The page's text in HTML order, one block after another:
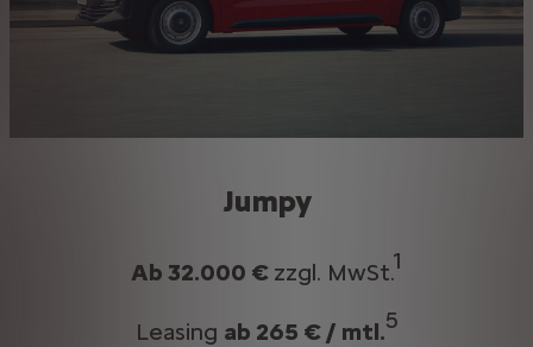
Jumpy
Ab 32.000 € zzgl. MwSt.1​
Leasing ab 265 € / mtl.5